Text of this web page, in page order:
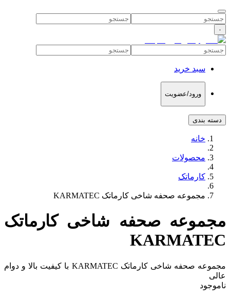
۰
سبد خرید
ورود/عضویت
دسته بندی
خانه
محصولات
کارماتک
مجموعه صحفه شاخی کارماتک KARMATEC
مجموعه صحفه شاخی کارماتک
KARMATEC
مجموعه صحفه شاخی کارماتک KARMATEC با کیفیت بالا و دوام
عالی
ناموجود